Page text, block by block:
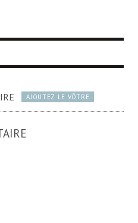
AJOUTEZ LE VÔTRE